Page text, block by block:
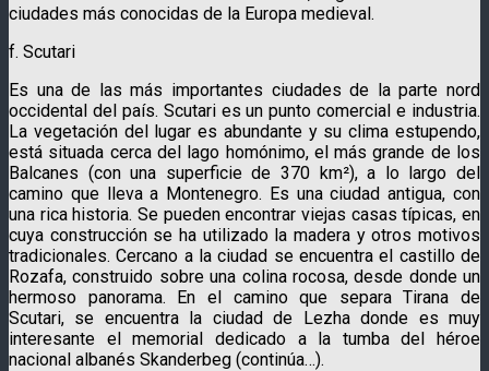
ciudades más conocidas de la Europa medieval.
f. Scutari
Es una de las más importantes ciudades de la parte nord
occidental del país. Scutari es un punto comercial e industria.
La vegetación del lugar es abundante y su clima estupendo,
está situada cerca del lago homónimo, el más grande de los
Balcanes (con una superficie de 370 km²), a lo largo del
camino que lleva a Montenegro. Es una ciudad antigua, con
una rica historia. Se pueden encontrar viejas casas típicas, en
cuya construcción se ha utilizado la madera y otros motivos
tradicionales. Cercano a la ciudad se encuentra el castillo de
Rozafa, construido sobre una colina rocosa, desde donde un
hermoso panorama. En el camino que separa Tirana de
Scutari, se encuentra la ciudad de Lezha donde es muy
interesante el memorial dedicado a la tumba del héroe
nacional albanés Skanderbeg (continúa…).